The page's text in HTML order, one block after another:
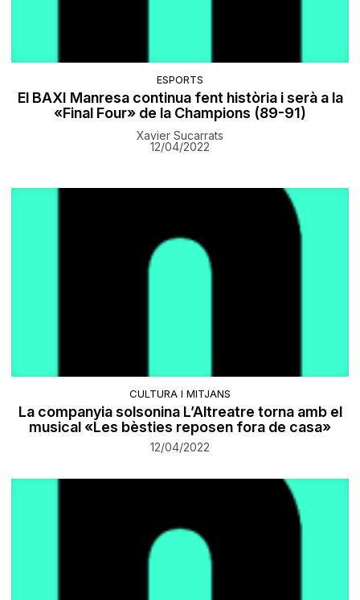
ESPORTS
El BAXI Manresa continua fent història i serà a la
«Final Four» de la Champions (89-91)
Xavier Sucarrats
12/04/2022
CULTURA I MITJANS
​La companyia solsonina L’Altreatre torna amb el
musical «Les bèsties reposen fora de casa»
12/04/2022